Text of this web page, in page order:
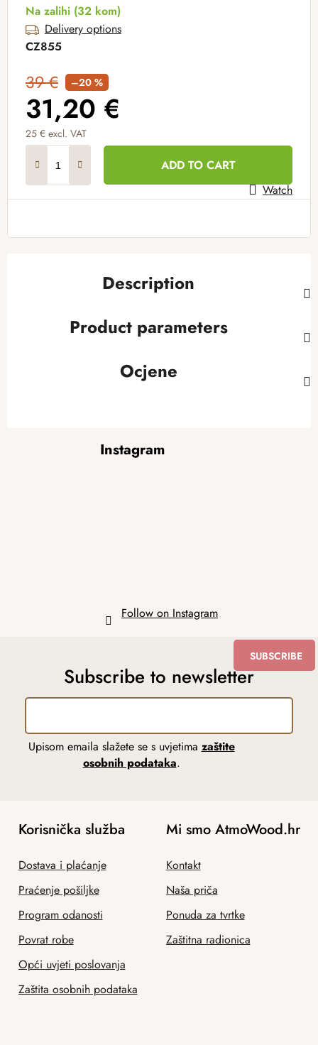
Na zalihi (32 kom)
Delivery options
CZ855
39 € –20 %
31,20 €
25 € excl. VAT
ADD TO CART
Watch
Description
Product parameters
Ocjene
Instagram
Follow on Instagram
Subscribe to newsletter
Upisom emaila slažete se s uvjetima zaštite
osobnih podataka.
SUBSCRIBE
Korisnička služba
Dostava i plaćanje
Praćenje pošiljke
Program odanosti
Povrat robe
Opći uvjeti poslovanja
Zaštita osobnih podataka
Mi smo AtmoWood.hr
Kontakt
Naša priča
Ponuda za tvrtke
Zaštitna radionica